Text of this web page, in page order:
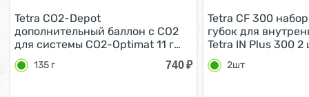
Tetra CO2-Depot
дополнительный баллон с СО2
для системы CO2-Optimat 11 г
135 г
135 г 740₽
Tetra CF 300
губок для
Tetra IN Plus 300 2
2шт